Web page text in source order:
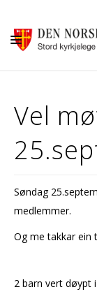
GUDSTENESTER
DÅP VIGSEL
BARN OG
SOKNERÅDA
Vel
Søndag
medlemmer.
Og me takkar ein
2 barn vert døypt